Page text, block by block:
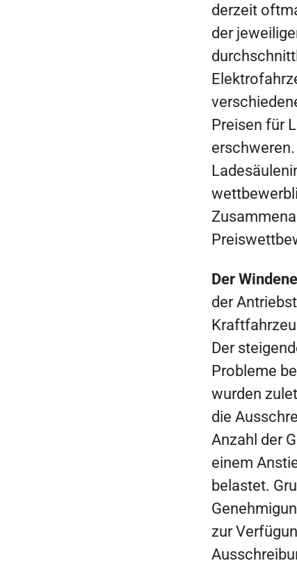
derzeit
der
Preisen für
Der
der
Der
Probleme
wurden
die
Anzahl der
einem
belastet.
zur